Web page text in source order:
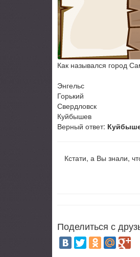
Как назывался город
Энгельс
Горький
Свердловск
Куйбышев
Верный ответ:
Кстати, а Вы знали,
Поделиться с